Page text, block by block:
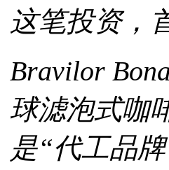
这笔投资，
Bravilor
球滤泡式咖
是“代工品